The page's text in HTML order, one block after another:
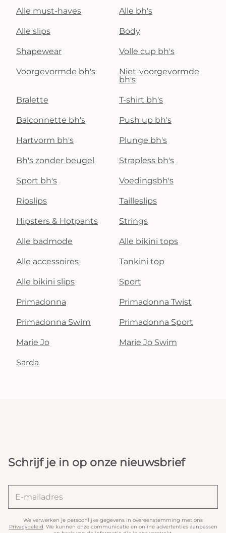
Alle must-haves Alle bh's
Alle slips Body
Shapewear Volle cup bh's
Voorgevormde bh's
Niet-voorgevormde
bh's
Bralette T-shirt bh's
Balconnette bh's Push up bh's
Hartvorm bh's Plunge bh's
Bh's zonder beugel Strapless bh's
Sport bh's Voedingsbh's
Rioslips Tailleslips
Hipsters & Hotpants Strings
Alle badmode Alle bikini tops
Alle accessoires Tankini top
Alle bikini slips Sport
Primadonna Primadonna Twist
Primadonna Swim Primadonna Sport
Marie Jo Marie Jo Swim
Sarda
Schrijf je in op onze nieuwsbrief
We verwerken je persoonlijke gegevens in overeenstemming met ons
Privacybeleid. We kunnen onze communicatie en online advertenties aanpassen